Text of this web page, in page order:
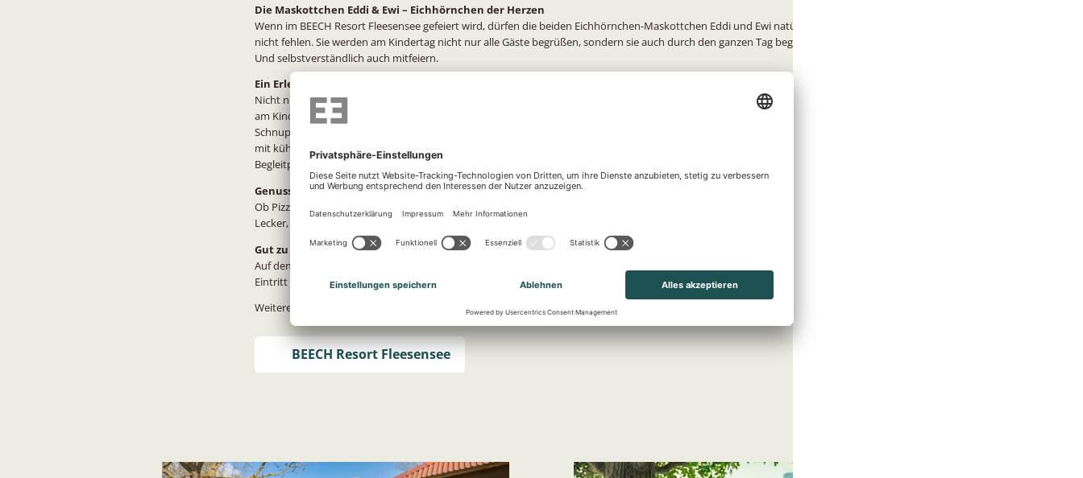
Die Maskottchen Eddi & Ewi – Eichhörnchen der Herzen
Wenn im BEECH Resort Fleesensee gefeiert wird, dürfen die beiden Eichhörnchen-Maskottchen Eddi und Ewi natürlich
nicht fehlen. Sie werden am Kindertag nicht nur alle Gäste begrüßen, sondern sie auch durch den ganzen Tag begleiten.
Und selbstverständlich auch mitfeiern.
Ein Erlebnisbad für die ganze Familie
Nicht nur im BEECH Resort stehen Spiel, Spaß und Spannung auf dem Programm, auch das AQUAFUN Fleesensee bietet
am Kindertag mehr als eine erfrischende Abkühlung: Vom Meerjungfrauenschwimmkurs über Kinderyoga und
Schnuppertauchen bis hin zur spannenden Schatzsuche ist für jeden etwas dabei. Für Erfrischung sorgt ein Slushy-Stand
mit kühlen Getränken. Alle Kinder bis 16 Jahre haben ab 14:00 Uhr freien Eintritt ins Erlebnisbad – und ihre
Begleitpersonen erhalten einen ermäßigten Eintritt.
Genuss für kleine und große Feinschmecker
Ob Pizza aus dem Steinofen oder Bratwurst vom Grill – ab 14:00 Uhr gibt es kulinarische Highlights zu Kinderpreisen.
Lecker, unkompliziert, genau richtig für einen Nachmittag voller Erlebnisse.
Gut zu wissen:
Auf dem Gelände des BEECH Resort Fleesensee und AQUAFUN stehen ausreichend Parkplätze zur Verfügung. Der
Eintritt zum Kindertag ist frei, eine Anmeldung nicht nötig. Einfach vorbeikommen und Lieblingszeit erleben.
Weitere Informationen zum Programm unter:https://beechresort-fleesensee.com/kindertag/#programm
BEECH Resort Fleesensee